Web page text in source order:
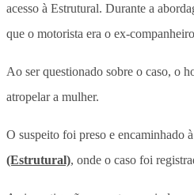
acesso à Estrutural. Durante a
que o motorista era o ex-
Ao ser questionado sobre o caso, o
atropelar a mulher.
O suspeito foi preso e encaminhado à
(Estrutural), onde o caso foi